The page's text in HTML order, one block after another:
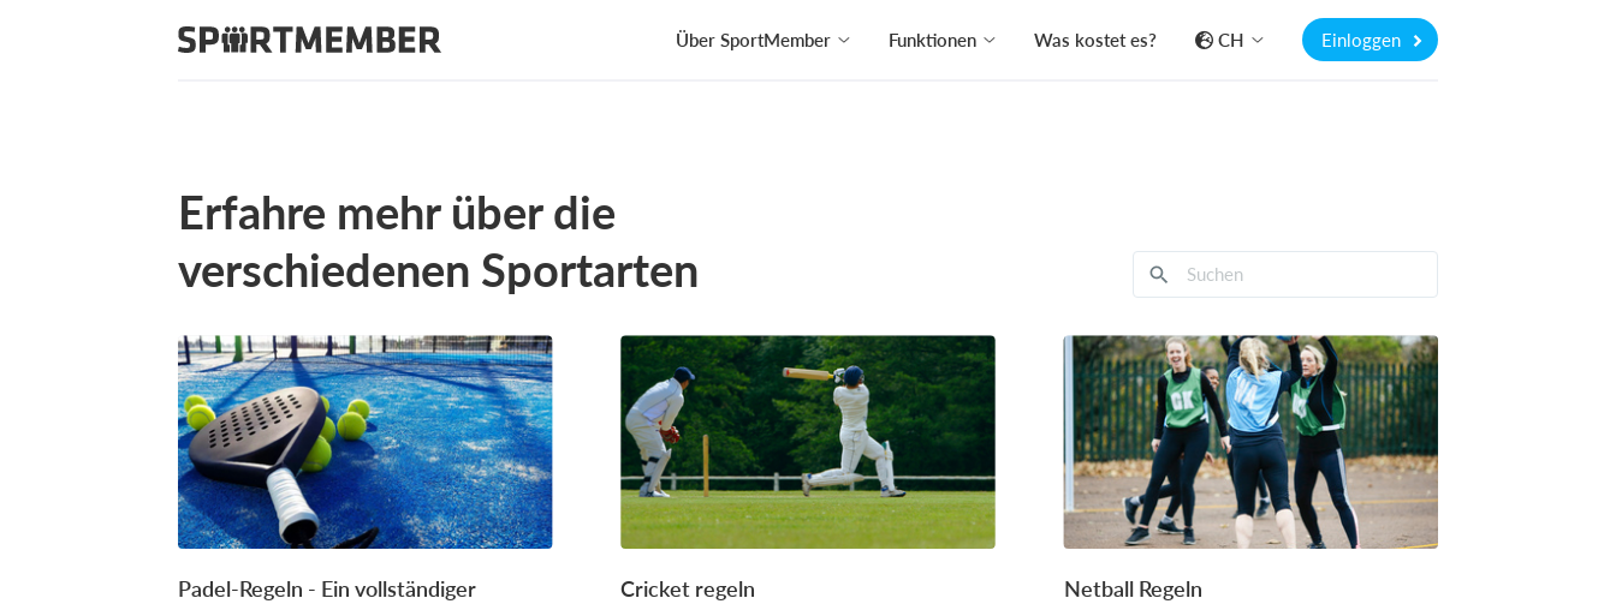
Über SportMember Funktionen Was kostet es? CH Einloggen
Erfahre mehr über die
verschiedenen Sportarten
Padel-Regeln - Ein vollständiger
Cricket regeln Netball Regeln